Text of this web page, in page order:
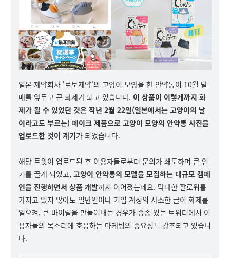
일본 제약회사 '로토제약'의 고양이 모양을 한 안약통이 10월 발
매를 앞두고 큰 화제가 되고 있습니다. 이 상품이 이렇게까지 화
제가 될 수 있었던 것은 작년 2월 22일(일본에서는 고양이의 날
이라고도 부르는) 페이크 제품으로 고양이 모양의 안약통 사진을
업로드한 것이 계기가 되었습니다.
해당 트윗이 업로드된 후 이용자들로부터 문의가 쇄도하며 큰 인
기를 끌게 되었고, 고양이 안약통의 모델을 모집하는 대규모 캠페
인을 진행하면서 상품 개발까지 이어졌는데요. 막대한 팔로워를
가지고 있지 않아도 일반인이나 기업 계정의 사소한 글이 화제를
일으켜, 큰 바이럴을 만들어내는 경우가 종종 있는 트위터에서 이
용자들의 목소리에 호응하는 마케팅의 중요성도 강조되고 있습니
다.